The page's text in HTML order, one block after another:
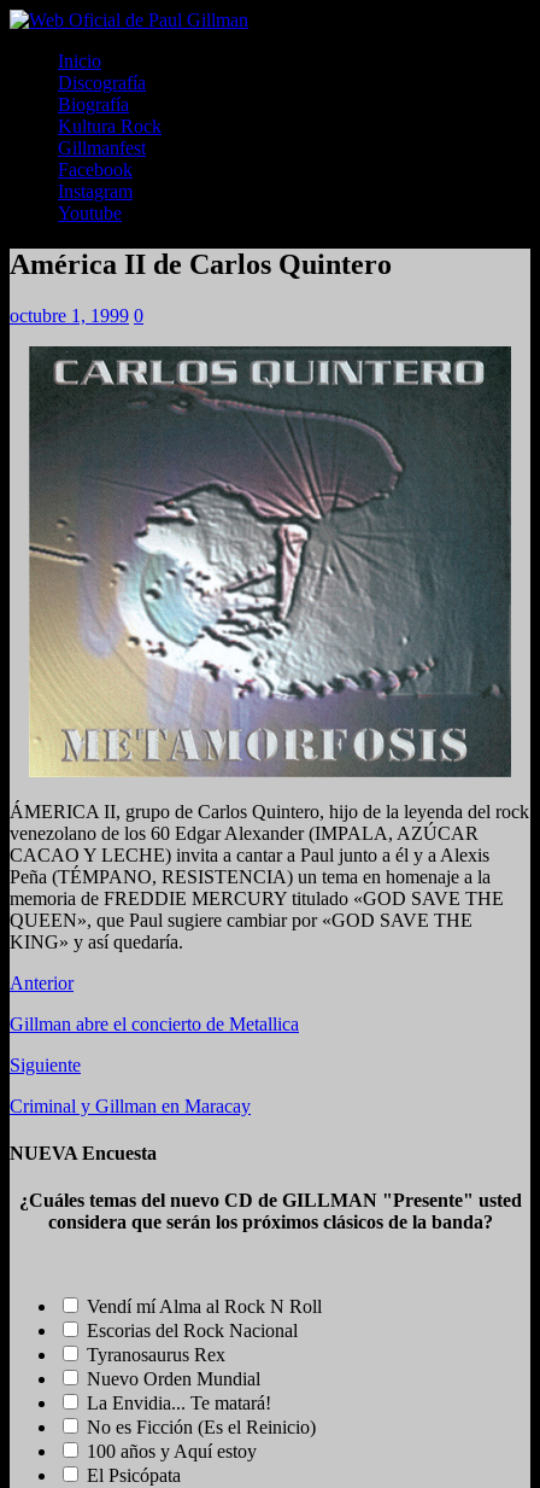
Inicio
Discografía
Biografía
Kultura Rock
Gillmanfest
Facebook
Instagram
Youtube
América II de Carlos Quintero
octubre 1, 1999 0
ÁMERICA II, grupo de Carlos Quintero, hijo de la leyenda del rock
venezolano de los 60 Edgar Alexander (IMPALA, AZÚCAR
CACAO Y LECHE) invita a cantar a Paul junto a él y a Alexis
Peña (TÉMPANO, RESISTENCIA) un tema en homenaje a la
memoria de FREDDIE MERCURY titulado «GOD SAVE THE
QUEEN», que Paul sugiere cambiar por «GOD SAVE THE
KING» y así quedaría.
Anterior
Gillman abre el concierto de Metallica
Siguiente
Criminal y Gillman en Maracay
NUEVA Encuesta
¿Cuáles temas del nuevo CD de GILLMAN "Presente" usted
considera que serán los próximos clásicos de la banda?
Vendí mí Alma al Rock N Roll
Escorias del Rock Nacional
Tyranosaurus Rex
Nuevo Orden Mundial
La Envidia... Te matará!
No es Ficción (Es el Reinicio)
100 años y Aquí estoy
El Psicópata